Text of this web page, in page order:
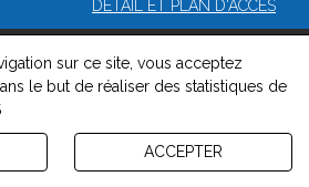
DÉTAIL ET PLAN D'ACCÈS
de Commerce de Perpignan -
-Gestion des cookies-Politique de
et de cookies
Version : 1.8.1
sur ce site, vous acceptez
le but de réaliser des statistiques de
ACCEPTER